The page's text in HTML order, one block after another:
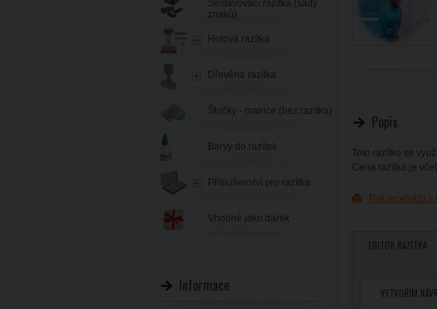
Popis
Toto razítko se
Cena razítka je
Tisk produktu s
EDITOR RAZÍTKA
VYTVOŘÍM
Sestavovací razítka (sady
znaků)
Hotová razítka
Dřevěná razítka
Štočky - matrice (bez razítka)
Barvy do razítek
Příslušenství pro razítka
Vhodné jako dárek
Informace